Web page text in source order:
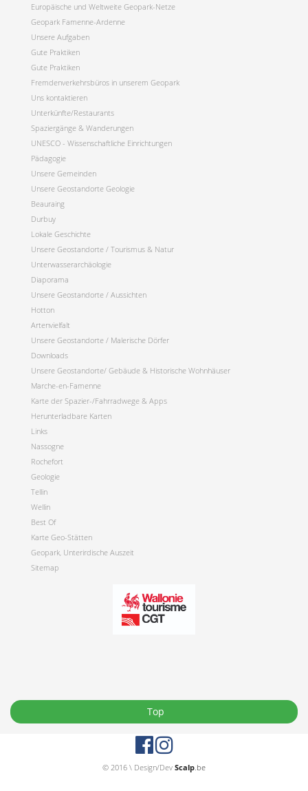
Europäische und Weltweite Geopark-Netze
Geopark Famenne-Ardenne
Unsere Aufgaben
Gute Praktiken
Gute Praktiken
Fremdenverkehrsbüros in unserem Geopark
Uns kontaktieren
Unterkünfte/Restaurants
Spaziergänge & Wanderungen
UNESCO - Wissenschaftliche Einrichtungen
Pädagogie
Unsere Gemeinden
Unsere Geostandorte Geologie
Beauraing
Durbuy
Lokale Geschichte
Unsere Geostandorte / Tourismus & Natur
Unterwasserarchäologie
Diaporama
Unsere Geostandorte / Aussichten
Hotton
Artenvielfalt
Unsere Geostandorte / Malerische Dörfer
Downloads
Unsere Geostandorte/ Gebäude & Historische Wohnhäuser
Marche-en-Famenne
Karte der Spazier-/Fahrradwege & Apps
Herunterladbare Karten
Links
Nassogne
Rochefort
Geologie
Tellin
Wellin
Best Of
Karte Geo-Stätten
Geopark, Unterirdische Auszeit
Sitemap
© 2016 \ Design/Dev Scalp.be
Top